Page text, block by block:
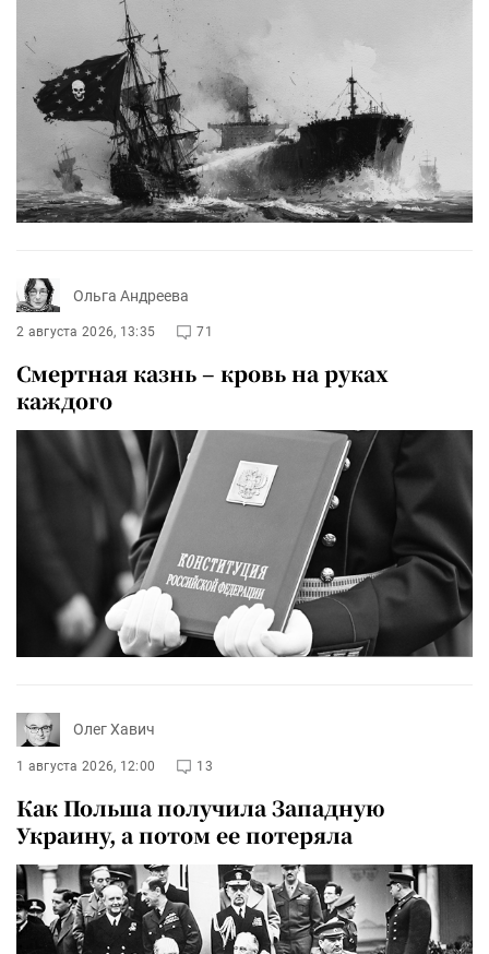
Ольга Андреева
2 августа 2026, 13:35 71
Смертная казнь – кровь на руках
каждого
Олег Хавич
1 августа 2026, 12:00 13
Как Польша получила Западную
Украину, а потом ее потеряла